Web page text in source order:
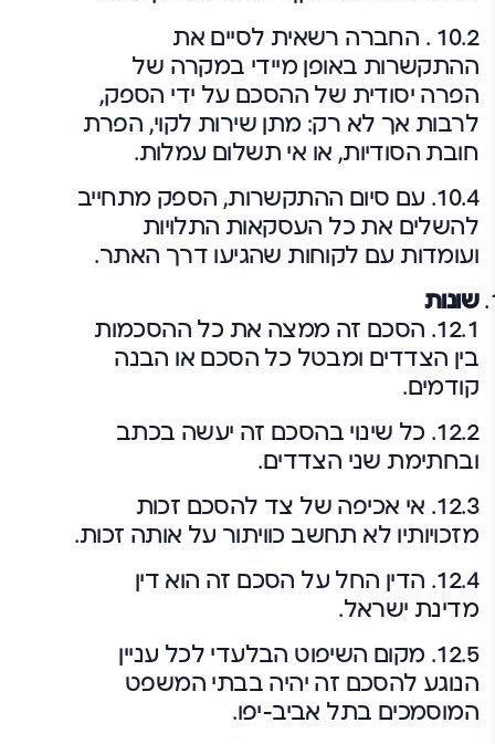
10.2 . החברה רשאית לסיים את
ההתקשרות באופן מיידי במקרה של
הפרה יסודית של ההסכם על ידי הספק,
לרבות אך לא רק: מתן שירות לקוי, הפרת
חובת הסודיות, או אי תשלום עמלות.
10.4. עם סיום ההתקשרות, הספק מתחייב
להשלים את כל העסקאות התלויות
ועומדות עם לקוחות שהגיעו דרך האתר.
שונות
12.1. הסכם זה ממצה את כל ההסכמות
בין הצדדים ומבטל כל הסכם או הבנה
קודמים.
12.2. כל שינוי בהסכם זה יעשה בכתב
ובחתימת שני הצדדים.
12.3. אי אכיפה של צד להסכם זכות
מזכויותיו לא תחשב כוויתור על אותה זכות.
12.4. הדין החל על הסכם זה הוא דין
מדינת ישראל.
12.5. מקום השיפוט הבלעדי לכל עניין
הנוגע להסכם זה יהיה בבתי המשפט
המוסמכים בתל אביב-יפו.